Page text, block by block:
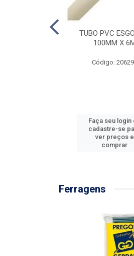
TUBO PVC
100MM X
Código:
Faça seu login
cadastre-se
ver preços e
comprar
Ferragens